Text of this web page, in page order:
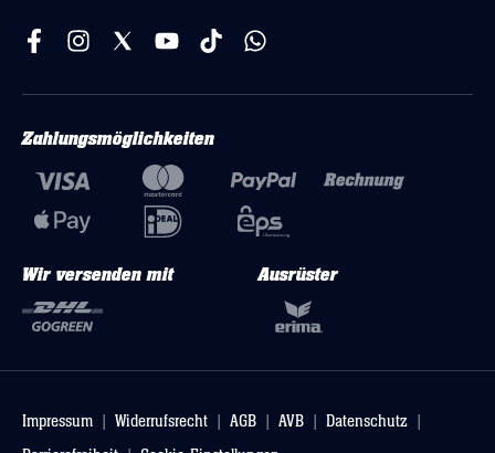
Zahlungsmöglichkeiten
Wir versenden mit Ausrüster
Impressum Widerrufsrecht AGB AVB Datenschutz